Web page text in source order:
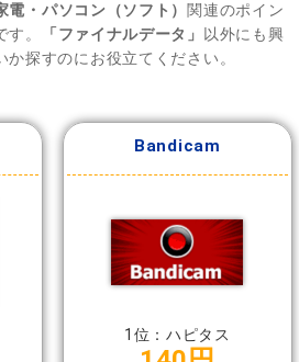
電・パソコン（ソフト） 関連のポイン
。
「ファイナルデータ」
以外にも興
探すのにお役立てください。
Bandicam
1位：ハピタス